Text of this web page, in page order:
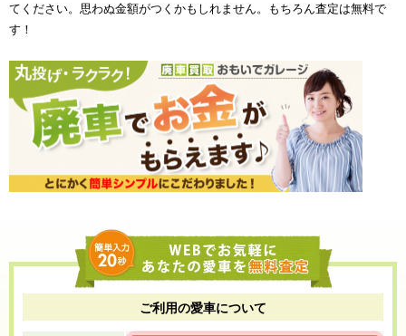
てください。思わぬ金額がつくかもしれません。もちろん査定は無料で
す！
ご利用の愛車について